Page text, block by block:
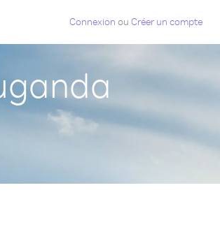
Connexion ou Créer un compte